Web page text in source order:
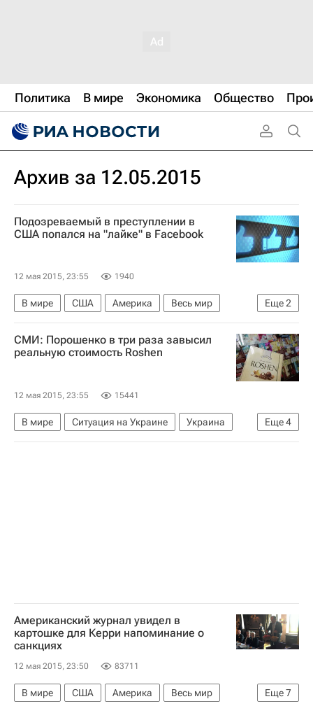
Политика В мире Экономика Общество
Архив за 12.05.2015
Подозреваемый в преступлении в
США попался на "лайке" в Facebook
12 мая 2015, 23:55 1940
Еще2
В мире США Америка
Весь мир
Северная Америка
Facebook
СМИ: Порошенко в три раза завысил
реальную стоимость Roshen
12 мая 2015, 23:55 15441
Еще4
В мире Ситуация на Украине
Украина
Весь мир
Европа
Петр Порошенко
Американский журнал увидел в
картошке для Керри напоминание о
санкциях
12 мая 2015, 23:50 83711
Еще7
В мире США Америка
Весь мир